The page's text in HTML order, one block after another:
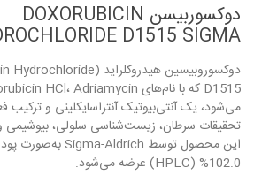
دوکسوربیسن DOXORUBICIN
D1515 SIGMA
می‌شود، یک آنتی‌بیوتیک آنتراسایکلینی و ترکیب
تحقیقات سرطان، زیست‌شناسی سلولی، بیوشیمی
102.0% (HPLC) عرضه می‌شود.